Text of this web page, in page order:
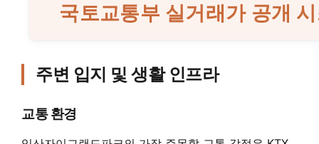
국토교통부 실거래가 공개
주변 입지 및 생활 인프라
교통 환경